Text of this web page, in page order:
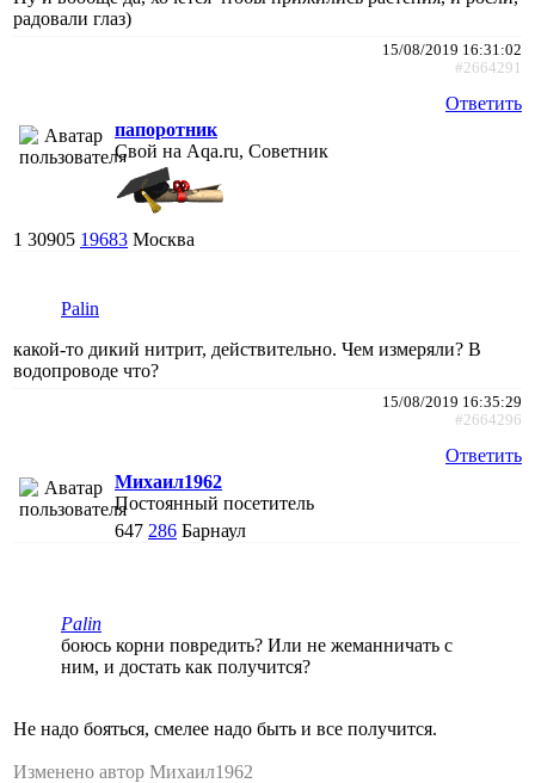
радовали глаз)
15/08/2019 16:31:02
#2664291
Ответить
папоротник
Свой на Aqa.ru, Советник
1 30905 19683 Москва
Palin
какой-то дикий нитрит, действительно. Чем измеряли? В
водопроводе что?
15/08/2019 16:35:29
#2664296
Ответить
Михаил1962
Постоянный посетитель
647 286 Барнаул
Palin
боюсь корни повредить? Или не жеманничать с
ним, и достать как получится?
Не надо бояться, смелее надо быть и все получится.
Изменено автор Михаил1962